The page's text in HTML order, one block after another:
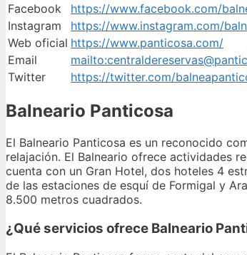
Facebook
https://www.facebook.com/
Instagram
https://www.instagram.com/
Web oficial https://www.panticosa.com/
Email
Twitter
https://twitter.com/
Balneario Panticosa
El Balneario Panticosa es un reconocido
relajación. El Balneario ofrece actividades
cuenta con un Gran Hotel, dos hoteles 4
de las estaciones de esquí de Formigal y
8.500 metros cuadrados.
¿Qué servicios ofrece Balneario